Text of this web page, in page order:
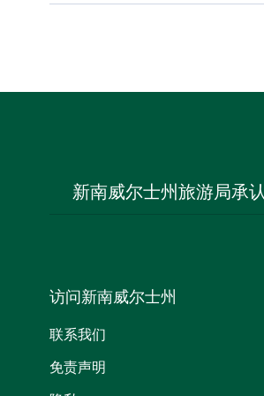
新南威尔士州旅游局承
访问新南威尔士州
联系我们
免责声明